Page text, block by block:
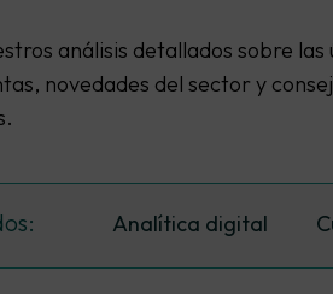
análisis detallados sobre
novedades del sector y
Analítica digital
Visualización de datos